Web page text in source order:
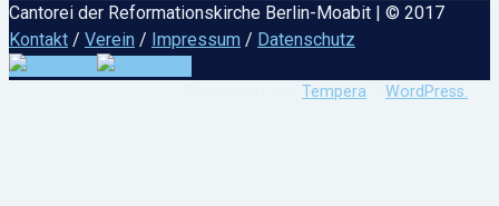
Cantorei der Reformationskirche Berlin-Moabit | © 2017
Kontakt / Verein / Impressum / Datenschutz
Tempera WordPress.